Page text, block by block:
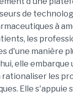
de
à
les
d'une manière
elle embarque
rationaliser les
Elle s'appuie